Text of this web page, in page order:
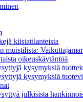
kiistatilanteista
muistilista:
oikeuskäytäntöä
kysymyksiä
kysymyksiä
julkisista